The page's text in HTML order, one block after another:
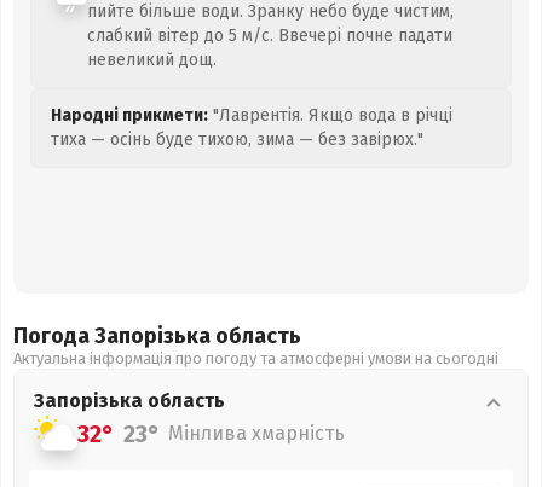
пийте більше води. Зранку небо буде чистим,
слабкий вітер до 5 м/с. Ввечері почне падати
невеликий дощ.
Народні прикмети: "Лаврентія. Якщо вода в річці
тиха — осінь буде тихою, зима — без завірюх."
Погода Запорізька область
Актуальна інформація про погоду та атмосферні умови на сьогодні
Запорізька область
32° 23° Мінлива хмарність